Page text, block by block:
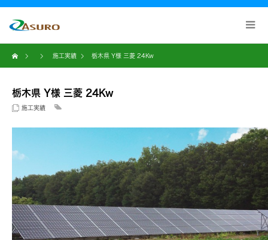
施工実績 栃木県 Y様 三菱 24Kw
栃木県 Y様 三菱 24Kw
施工実績